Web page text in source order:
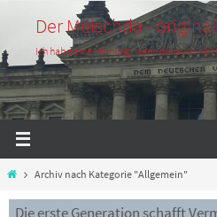
springen
Der Meischda -
Ich habe eine Meinung, wenn die auch
StartArchiv nach Kategorie "Allgemein"
„Die erste Generation schafft